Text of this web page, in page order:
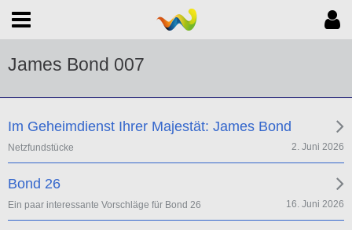
James Bond 007
Im Geheimdienst Ihrer Majestät: James Bond
Netzfundstücke 2. Juni 2026
Bond 26
Ein paar interessante Vorschläge für Bond 26 16. Juni 2026